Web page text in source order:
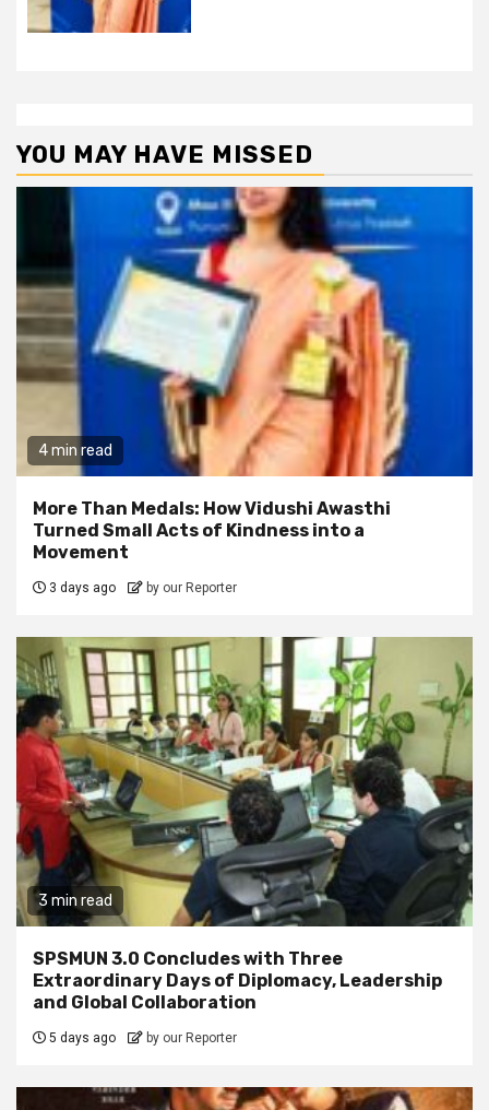
YOU MAY HAVE MISSED
4 min read
More Than Medals: How Vidushi Awasthi
Turned Small Acts of Kindness into a
Movement
3 days ago by our Reporter
3 min read
SPSMUN 3.0 Concludes with Three
Extraordinary Days of Diplomacy, Leadership
and Global Collaboration
5 days ago by our Reporter